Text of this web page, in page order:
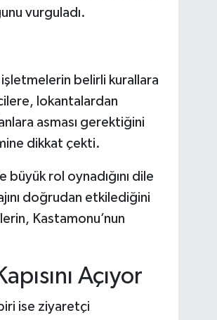
vurguladı.
belirli kurallara
lokantalardan
asması gerektiğini
dikkat çekti.
rol oynadığını dile
doğrudan etkilediğini
Kastamonu’nun
Açıyor
ise ziyaretçi